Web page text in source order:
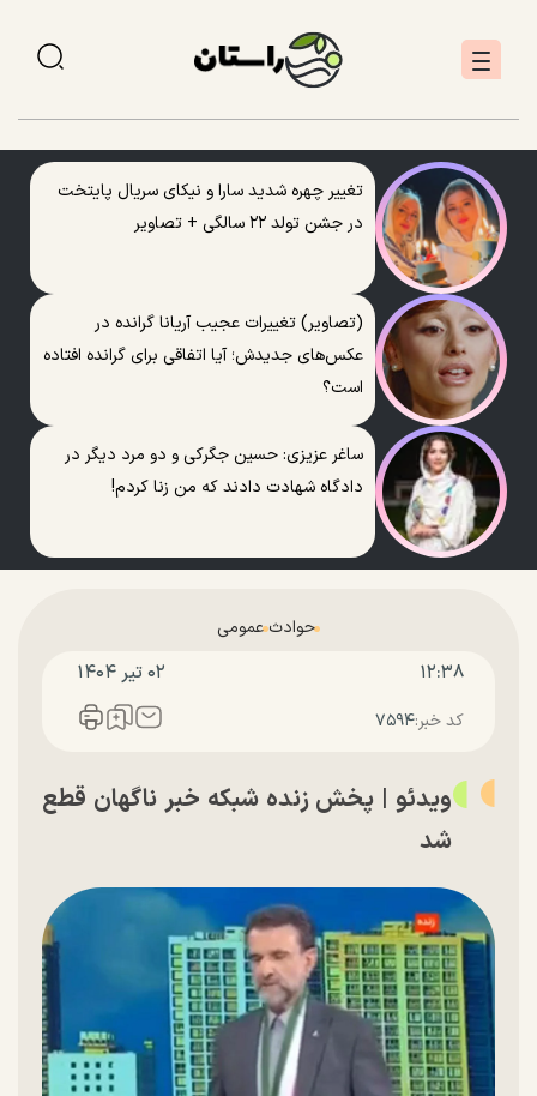
تغییر چهره شدید سارا و نیکای سریال پایتخت
در جشن تولد ۲۲ سالگی + تصاویر
(تصاویر) تغییرات عجیب آریانا گرانده در
عکس‌های جدیدش؛ آیا اتفاقی برای گرانده افتاده
است؟
ساغر عزیزی: حسین جگرکی و دو مرد دیگر در
دادگاه شهادت دادند که من زنا کردم!
حوادث عمومی
۱۲:۳۸ ۰۲ تير ۱۴۰۴
کد خبر:۷۵۹۴
ویدئو | پخش زنده شبکه خبر ناگهان قطع
شد